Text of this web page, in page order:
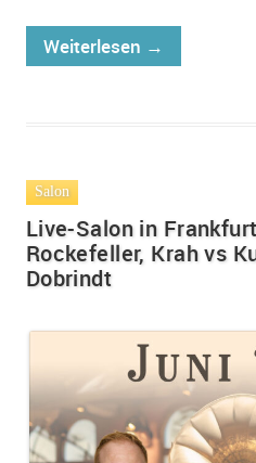
Weiterlesen →
Salon
Live-Salon in
Rockefeller, Krah vs
Dobrindt